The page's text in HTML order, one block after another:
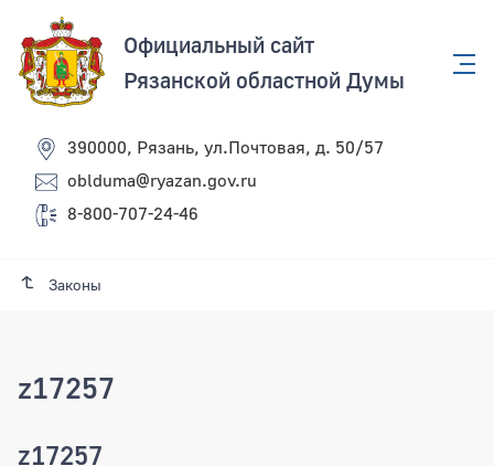
Официальный сайт
Рязанской областной Думы
390000, Рязань, ул.Почтовая, д. 50/57
oblduma@ryazan.gov.ru
8-800-707-24-46
Законы
z17257
z17257